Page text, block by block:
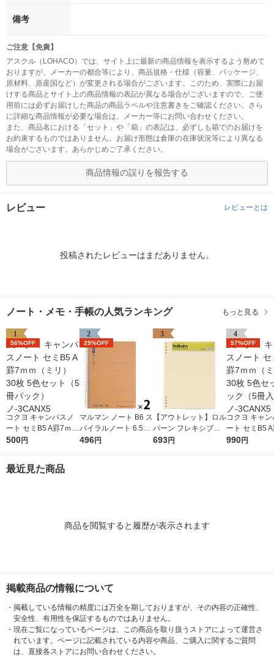
備考
ご注意【免責】
アスクル（LOHACO）では、サイト上に最新の商品情報を表示するよう努めて
おりますが、メーカーの都合等により、商品規格・仕様（容量、パッケージ、
原材料、原産国など）が変更される場合がございます。このため、実際にお届
けする商品とサイト上の商品情報の表記が異なる場合がございますので、ご使
用前には必ずお届けした商品の商品ラベルや注意書きをご確認ください。さら
に詳細な商品情報が必要な場合は、メーカー等にお問い合わせください。
また、商品名における「セット」や「箱」の表記は、必ずしも箱でのお届けを
お約束するものではありません。お届け形態は倉庫の在庫状況等により異なる
場合がございます。あらかじめご了承ください。
商品情報の誤りを報告する
レビュー レビューとは
投稿されたレビューはまだありません。
ノート・メモ・手帳の人気ランキング もっと見る
1
56%OFF
コクヨ キャンパスノ
ート セミB5 A罫7ｍｍ
（ミリ） 30枚 5色セ
500円
2
29%OFF
マルマン ノート B6 ス
パイラルノート 6.5m
m横罫 80枚 N238ES
496円
3
【アウトレット】ロル
バーン フレキシブル
リフィル A5 4分割 ク
693円
4
57%OFF
コクヨ キャ
ート セミB5
（ミリ） 30
990円
最近見た商品
商品を閲覧すると履歴が表示されます
掲載商品の情報について
・ 掲載している情報の精度には万全を期しておりますが、その内容の正確性、
安全性、有用性を保証するものではありません。
・ 現在ご覧になっているページは、この商品を取り扱うストアによって運営さ
れています。ページに記載されている内容や商品、ご購入に関するご質問
は、直接各ストアにお問い合わせください。